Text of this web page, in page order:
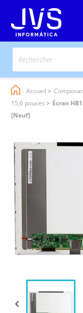
Accueil
15,6 pouces
Écran
[Neuf]
